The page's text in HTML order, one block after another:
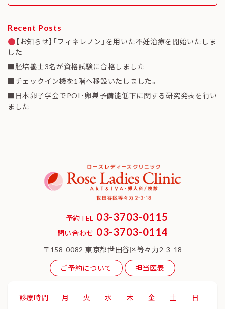
Recent Posts
【お知らせ】「フィネレノン」を用いた不妊治療を開始いたしま
した
■胚培養士3名が資格試験に合格しました
■チェックイン機を1階へ移設いたしました。
■日本卵子学会でPOI・卵巣予備能低下に関する研究発表を行い
ました
予約TEL 03-3703-0115
問い合わせ 03-3703-0114
〒158-0082 東京都世田谷区等々力2-3-18
ご予約について
担当医表
診療時間 月 火 水 木 金 土
日